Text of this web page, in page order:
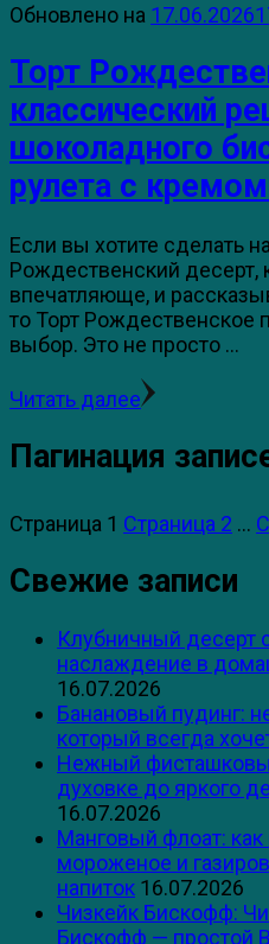
Обновлено на 17.06.2026
Торт
классический
шоколадного
рулета с
Если вы хотите сделать
Рождественский десерт,
впечатляюще, и
то Торт Рождественское
выбор. Это не просто …
Читать далее
Пагинация
Страница 1 Страница 2 …
Свежие записи
Клубничный десерт
наслаждение в
16.07.2026
Банановый пудинг:
который всегда
Нежный
духовке до яркого
16.07.2026
Манговый флоат: как
мороженое и
напиток 16.07.2026
Чизкейк Бискофф:
Бискофф — простой